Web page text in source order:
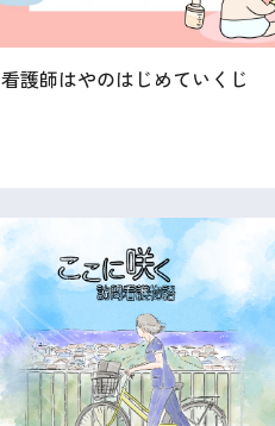
看護師はやのはじめていくじ